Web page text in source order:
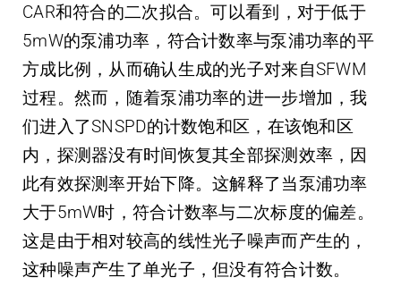
CAR和符合的二次拟合。可以看到，对于低于
5mW的泵浦功率，符合计数率与泵浦功率的平
方成比例，从而确认生成的光子对来自SFWM
过程。然而，随着泵浦功率的进一步增加，我
们进入了SNSPD的计数饱和区，在该饱和区
内，探测器没有时间恢复其全部探测效率，因
此有效探测率开始下降。这解释了当泵浦功率
大于5mW时，符合计数率与二次标度的偏差。
这是由于相对较高的线性光子噪声而产生的，
这种噪声产生了单光子，但没有符合计数。